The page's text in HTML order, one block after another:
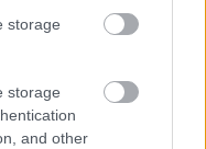
storage
storage
and other
folyamatos
a
„keményen dolgozó